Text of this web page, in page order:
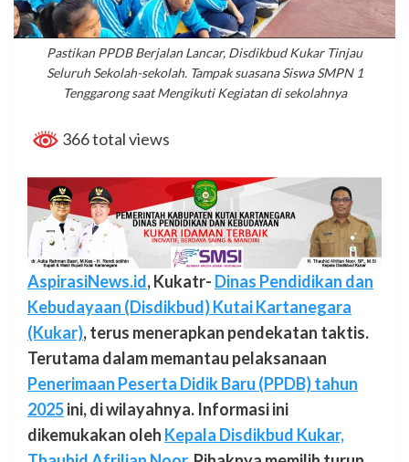
Pastikan PPDB Berjalan Lancar, Disdikbud Kukar Tinjau
Seluruh Sekolah-sekolah. Tampak suasana Siswa SMPN 1
Tenggarong saat Mengikuti Kegiatan di sekolahnya
366 total views
AspirasiNews.id, Kukatr- Dinas Pendidikan dan
Kebudayaan (Disdikbud) Kutai Kartanegara
(Kukar), terus menerapkan pendekatan taktis.
Terutama dalam memantau pelaksanaan
Penerimaan Peserta Didik Baru (PPDB) tahun
2025ini, di wilayahnya. Informasi ini
dikemukakan oleh Kepala Disdikbud Kukar,